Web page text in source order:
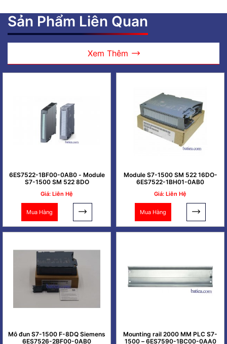
Sản Phẩm Liên Quan
Xem Thêm
6ES7522-1BF00-0AB0 - Module
S7-1500 SM 522 8DO
Giá: Liên Hệ
Mua Hàng
Module S7-1500 SM 522 16DO-
6ES7522-1BH01-0AB0
Giá: Liên Hệ
Mua Hàng
Mô đun S7-1500 F-8DQ Siemens
6ES7526-2BF00-0AB0
Mounting rail 2000 MM PLC S7-
1500 – 6ES7590-1BC00-0AA0